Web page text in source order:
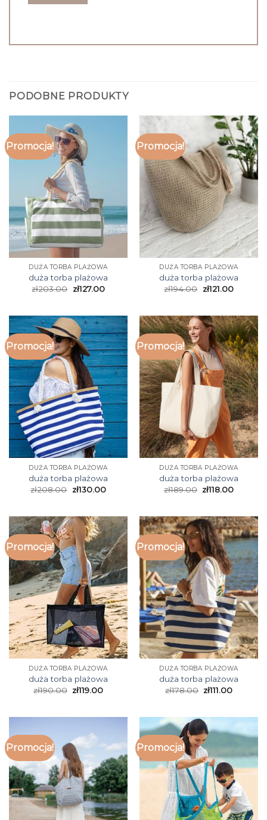
PODOBNE PRODUKTY
Promocja!
DUŻA TORBA PLAŻOWA
duża torba plażowa
zł203.00 zł127.00
Promocja!
DUŻA TORBA PLAŻOWA
duża torba plażowa
zł194.00 zł121.00
Promocja!
DUŻA TORBA PLAŻOWA
duża torba plażowa
zł208.00 zł130.00
Promocja!
DUŻA TORBA PLAŻOWA
duża torba plażowa
zł189.00 zł118.00
Promocja!
DUŻA TORBA PLAŻOWA
duża torba plażowa
zł190.00 zł119.00
Promocja!
DUŻA TORBA PLAŻOWA
duża torba plażowa
zł178.00 zł111.00
Promocja! Promocja!